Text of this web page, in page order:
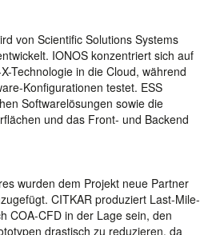
von Scientific Solutions Systems
IONOS konzentriert sich auf
Technologie in die Cloud, während
Konfigurationen testet. ESS
Softwarelösungen sowie die
und das Front- und Backend
wurden dem Projekt neue Partner
CITKAR produziert Last-Mile-
COA-CFD in der Lage sein, den
drastisch zu reduzieren, da